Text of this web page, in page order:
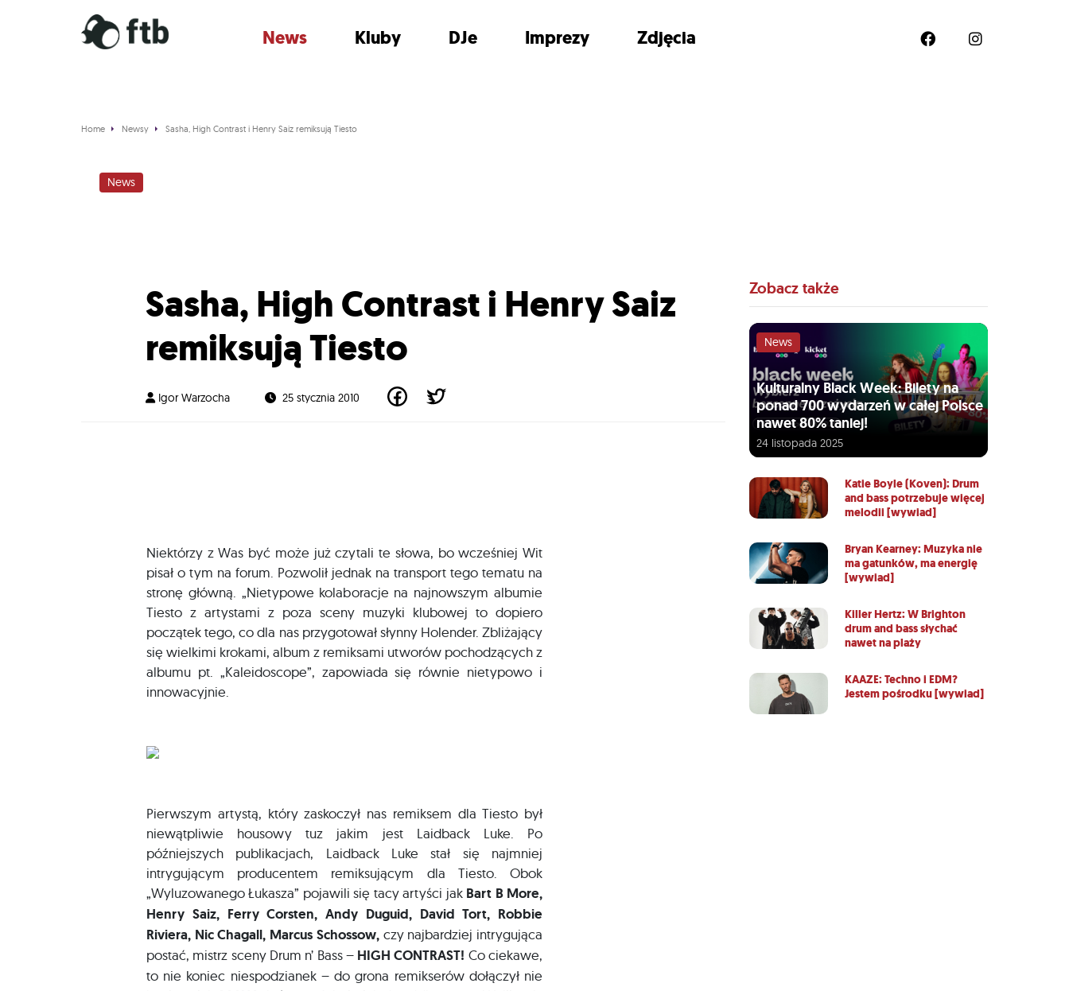
News Kluby DJe Imprezy Zdjęcia
Home Newsy Sasha, High Contrast i Henry Saiz remiksują Tiesto
News
Sasha, High Contrast i Henry Saiz
remiksują Tiesto
Igor Warzocha 25 stycznia 2010
Niektórzy z Was być może już czytali te słowa, bo wcześniej Wit
pisał o tym na forum. Pozwolił jednak na transport tego tematu na
stronę główną. „Nietypowe kolaboracje na najnowszym albumie
Tiesto z artystami z poza sceny muzyki klubowej to dopiero
początek tego, co dla nas przygotował słynny Holender. Zbliżający
się wielkimi krokami, album z remiksami utworów pochodzących z
albumu pt. „Kaleidoscope”, zapowiada się równie nietypowo i
innowacyjnie.
Pierwszym artystą, który zaskoczył nas remiksem dla Tiesto był
niewątpliwie housowy tuz jakim jest Laidback Luke. Po
późniejszych publikacjach, Laidback Luke stał się najmniej
intrygującym producentem remiksującym dla Tiesto. Obok
„Wyluzowanego Łukasza” pojawili się tacy artyści jak Bart B More,
Henry Saiz, Ferry Corsten, Andy Duguid, David Tort, Robbie
Riviera, Nic Chagall, Marcus Schossow,czy najbardziej intrygująca
postać, mistrz sceny Drum n’ Bass – HIGH CONTRAST! Co ciekawe,
to nie koniec niespodzianek – do grona remikserów dołączył nie
Zobacz także
Kulturalny Black Week: Bilety na
ponad 700 wydarzeń w całej Polsce
nawet 80% taniej!
24 listopada 2025
News
Katie Boyle (Koven): Drum
and bass potrzebuje więcej
melodii [wywiad]
Bryan Kearney: Muzyka nie
ma gatunków, ma energię
[wywiad]
Killer Hertz: W Brighton
drum and bass słychać
nawet na plaży
KAAZE: Techno i EDM?
Jestem pośrodku [wywiad]